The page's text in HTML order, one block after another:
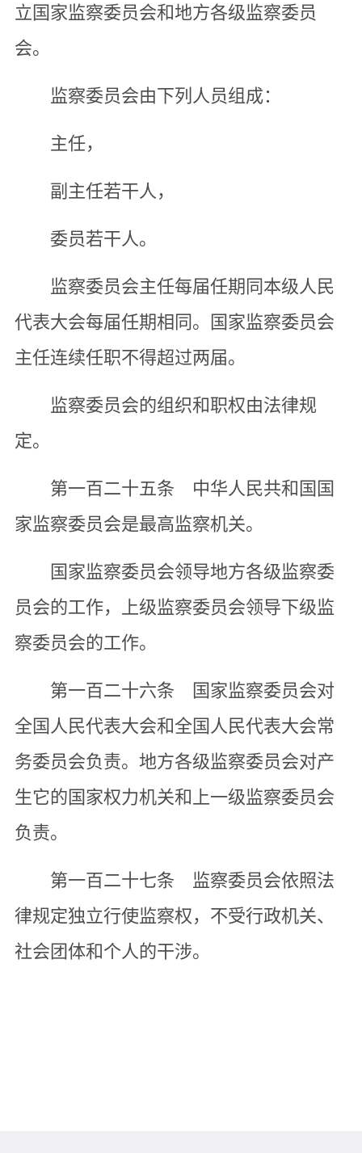
立国家监察委员会和地方各级监察委员
会。
监察委员会由下列人员组成：
主任，
副主任若干人，
委员若干人。
监察委员会主任每届任期同本级人民
代表大会每届任期相同。国家监察委员会
主任连续任职不得超过两届。
监察委员会的组织和职权由法律规
定。
第一百二十五条 中华人民共和国国
家监察委员会是最高监察机关。
国家监察委员会领导地方各级监察委
员会的工作，上级监察委员会领导下级监
察委员会的工作。
第一百二十六条 国家监察委员会对
全国人民代表大会和全国人民代表大会常
务委员会负责。地方各级监察委员会对产
生它的国家权力机关和上一级监察委员会
负责。
第一百二十七条 监察委员会依照法
律规定独立行使监察权，不受行政机关、
社会团体和个人的干涉。